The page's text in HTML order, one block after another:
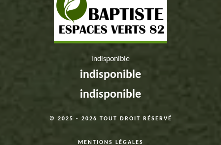
indisponible
indisponible
indisponible
© 2025 - 2026 TOUT DROIT RÉSERVÉ
MENTIONS LÉGALES